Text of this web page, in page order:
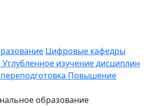
Цифровые кафедры
Углубленное изучение дисциплин
Повышение
образование